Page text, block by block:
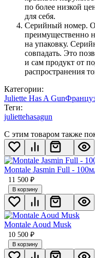
по более низкой
для себя.
Серийный номер.
преимущественно
на упаковку.
совпадать. Это
и сам продукт от
распространения
Категории:
Juliette Has A Gun
Теги:
juliettehasagun
С этим товаром также
Montale Jasmin Full -
11 500 ₽
В корзину
Montale Aoud Musk
10 500 ₽
В корзину